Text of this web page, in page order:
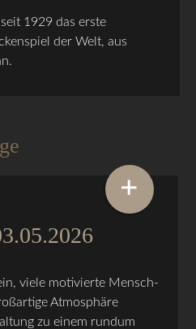
1929 das erste
der Welt, aus
viele motivierte Mensch-
Atmosphäre
zu einem rundum
+